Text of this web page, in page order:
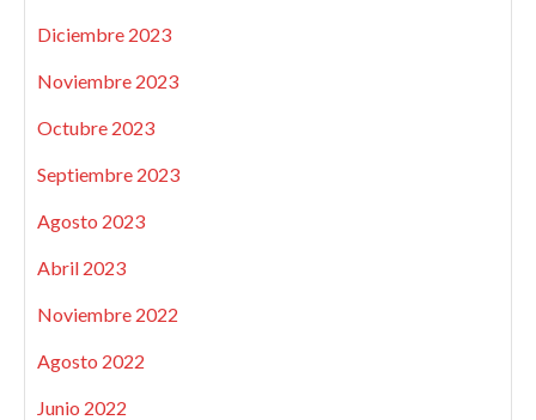
Diciembre 2023
Noviembre 2023
Octubre 2023
Septiembre 2023
Agosto 2023
Abril 2023
Noviembre 2022
Agosto 2022
Junio 2022